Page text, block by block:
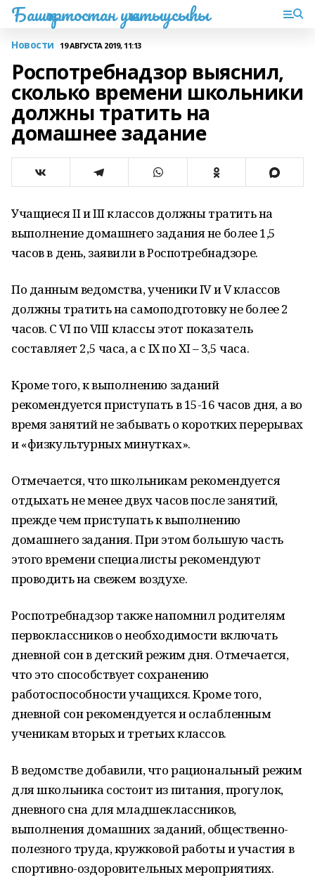
Башҡортостан уҡытыусыһы
Новости 19 АВГУСТА 2019, 11:13
Роспотребнадзор выяснил,
сколько времени школьники
должны тратить на
домашнее задание
Учащиеся II и III классов должны тратить на
выполнение домашнего задания не более 1,5
часов в день, заявили в Роспотребнадзоре.
По данным ведомства, ученики IV и V классов
должны тратить на самоподготовку не более 2
часов. С VI по VIII классы этот показатель
составляет 2,5 часа, а с IX по XI – 3,5 часа.
Кроме того, к выполнению заданий
рекомендуется приступать в 15-16 часов дня, а во
время занятий не забывать о коротких перерывах
и «физкультурных минутках».
Отмечается, что школьникам рекомендуется
отдыхать не менее двух часов после занятий,
прежде чем приступать к выполнению
домашнего задания. При этом большую часть
этого времени специалисты рекомендуют
проводить на свежем воздухе.
Роспотребнадзор также напомнил родителям
первоклассников о необходимости включать
дневной сон в детский режим дня. Отмечается,
что это способствует сохранению
работоспособности учащихся. Кроме того,
дневной сон рекомендуется и ослабленным
ученикам вторых и третьих классов.
В ведомстве добавили, что рациональный режим
для школьника состоит из питания, прогулок,
дневного сна для младшеклассников,
выполнения домашних заданий, общественно-
полезного труда, кружковой работы и участия в
спортивно-оздоровительных мероприятиях.